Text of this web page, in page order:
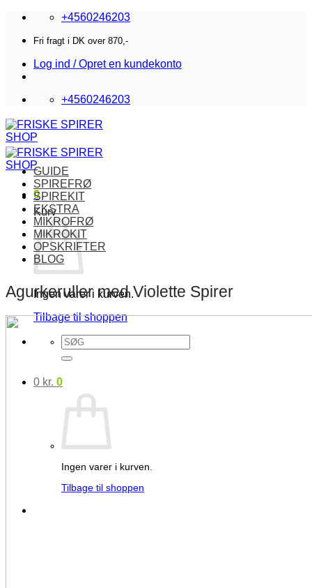
Fortsæt
indhold
+4560246203
Fri fragt i DK over 870,-
Log ind / Opret en kundekonto
+4560246203
0
Kurv
Ingen varer i kurven.
Tilbage til shoppen
Søg
efter:
0 kr. 0
Ingen varer i kurven.
Tilbage til shoppen
GUIDE
SPIREFRØ
SPIREKIT
EKSTRA
MIKROFRØ
MIKROKIT
OPSKRIFTER
BLOG
Agurkeruller med Violette Spirer